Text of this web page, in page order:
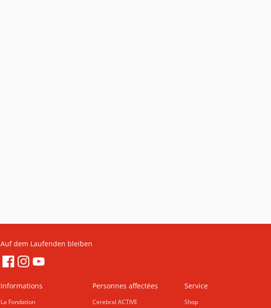
Auf dem Laufenden bleiben
Informations
La Fondation
Personnes affectées
Cerebral ACTIVE
Service
Shop